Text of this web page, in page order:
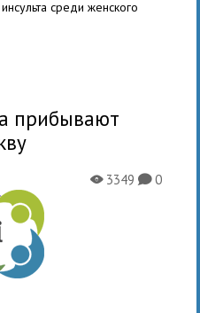
среди женского
прибывают
X3349K0